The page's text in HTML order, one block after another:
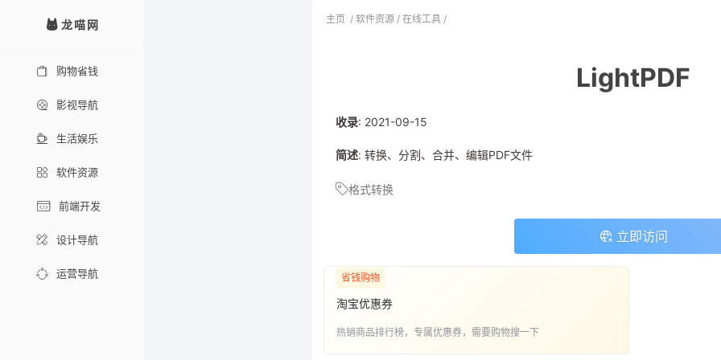
龙喵网
购物省钱
影视导航
生活娱乐
软件资源
前端开发
设计导航
运营导航
主页 / 软件资源 / 在线工具 /
LightPDF
收录: 2021-09-15
简述: 转换、分割、合并、编辑PDF文件
格式转换
立即访问
省钱购物
淘宝优惠券
热销商品排行榜，专属优惠券，需要购物搜一下